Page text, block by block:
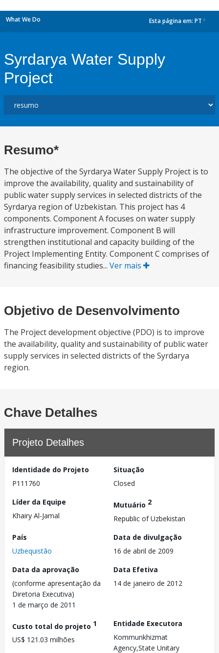
What We Do Esta página em: PT
Syrdarya Water Supply
Project
Resumo*
The objective of the Syrdarya Water Supply Project is to
improve the availability, quality and sustainability of
public water supply services in selected districts of the
Syrdarya region of Uzbekistan. This project has 4
components. Component A focuses on water supply
infrastructure improvement. Component B will
strengthen institutional and capacity building of the
Project Implementing Entity. Component C comprises of
financing feasibility studies... Ver mais
Objetivo de Desenvolvimento
The Project development objective (PDO) is to improve
the availability, quality and sustainability of public water
supply services in selected districts of the Syrdarya
region.
Chave Detalhes
Projeto Detalhes
Identidade do Projeto
P111760
Situação
Closed
Líder da Equipe
Khairy Al-Jamal
Mutuário 2
Republic of Uzbekistan
País
Uzbequistão
Data de divulgação
16 de abril de 2009
Data da aprovação
(conforme apresentação da
Diretoria Executiva)
1 de março de 2011
Data Efetiva
14 de janeiro de 2012
Custo total do projeto 1
US$ 121.03 milhões
Entidade Executora
Kommunkhizmat
Agency,State Unitary